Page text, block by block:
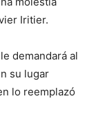
Iritier.
demandará al
su lugar
lo reemplazó